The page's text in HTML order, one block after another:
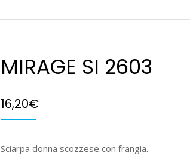
MIRAGE SI 2603
16,20€
Sciarpa donna scozzese con frangia.